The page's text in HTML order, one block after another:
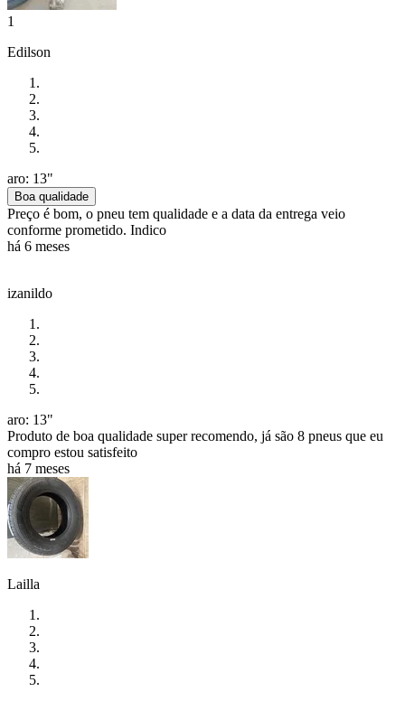
1
Edilson
aro: 13"
Boa qualidade
Preço é bom, o pneu tem qualidade e a data da entrega veio
conforme prometido. Indico
há 6 meses
izanildo
aro: 13"
Produto de boa qualidade super recomendo, já são 8 pneus que eu
compro estou satisfeito
há 7 meses
Lailla